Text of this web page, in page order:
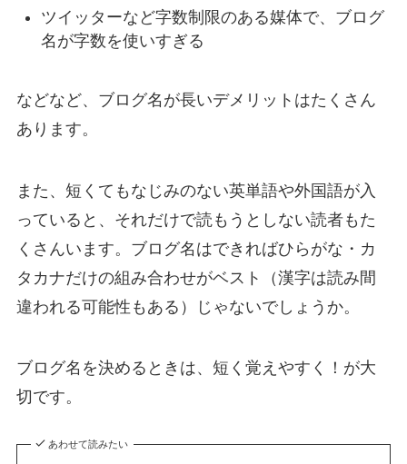
ツイッターなど字数制限のある媒体で、ブログ
名が字数を使いすぎる
などなど、ブログ名が長いデメリットはたくさん
あります。
また、短くてもなじみのない英単語や外国語が入
っていると、それだけで読もうとしない読者もた
くさんいます。ブログ名はできればひらがな・カ
タカナだけの組み合わせがベスト（漢字は読み間
違われる可能性もある）じゃないでしょうか。
ブログ名を決めるときは、短く覚えやすく！が大
切です。
あわせて読みたい